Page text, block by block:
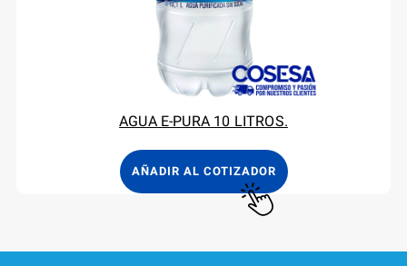
AGUA E-PURA 10 LITROS.
AÑADIR AL COTIZADOR